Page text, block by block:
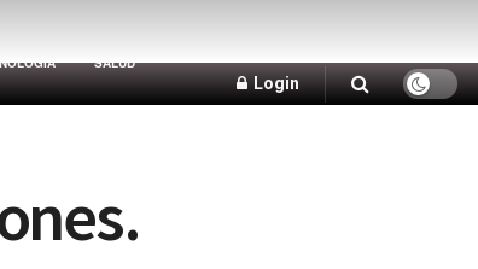
SALUD
Login